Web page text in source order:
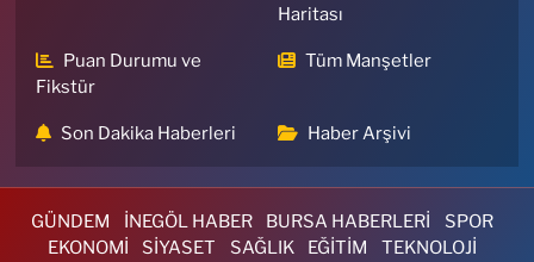
Haritası
Puan Durumu ve
Fikstür
Tüm Manşetler
Son Dakika Haberleri Haber Arşivi
GÜNDEM İNEGÖL HABER BURSA HABERLERİ
SPOR
EKONOMİ
SİYASET SAĞLIK EĞİTİM
TEKNOLOJİ